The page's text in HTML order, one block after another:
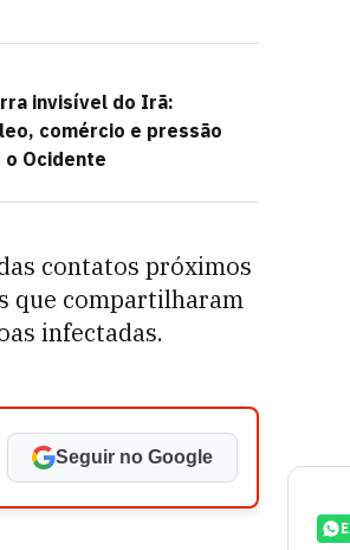
invisível do Irã:
comércio e pressão
o Ocidente
contatos próximos
que compartilharam
infectadas.
Seguir no Google